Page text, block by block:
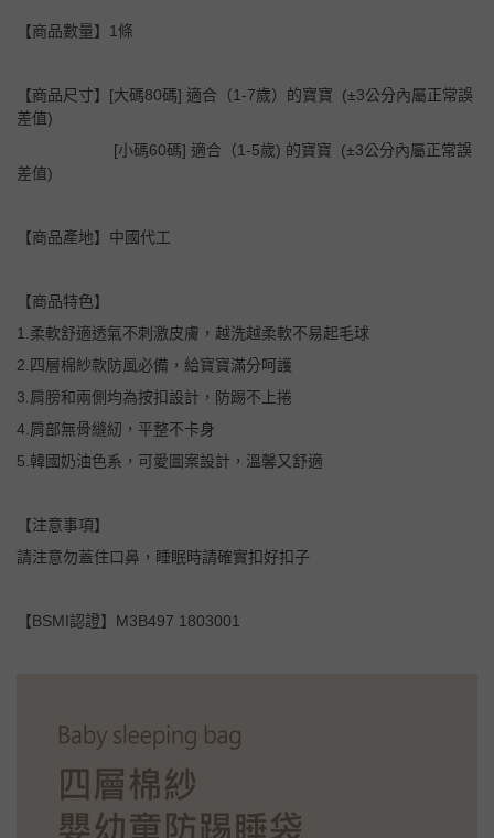
【商品數量】1條
【商品尺寸】[大碼80碼] 適合（1-7歲）的寶寶 (±3公分內屬正常誤
差值)
[小碼60碼] 適合（1-5歲) 的寶寶 (±3公分內屬正常誤
差值)
【商品產地】中國代工
【商品特色】
1.柔軟舒適透氣不刺激皮膚，越洗越柔軟不易起毛球
2.四層棉紗款防風必備，給寶寶滿分呵護
3.肩膀和兩側均為按扣設計，防踢不上捲
4.肩部無骨縫紉，平整不卡身
5.韓國奶油色系，可愛圖案設計，溫馨又舒適
【注意事項】
請注意勿蓋住口鼻，睡眠時請確實扣好扣子
【BSMI認證】M3B497 1803001